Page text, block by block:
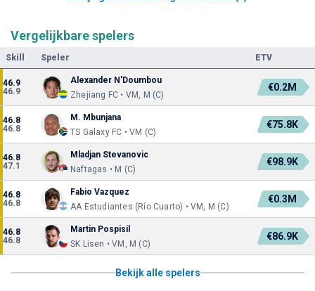
Vergelijkbare spelers
Skill Speler ETV
46.9
46.9
Alexander N'Doumbou
Zhejiang FC • VM, M (C)
€0.2M
46.8
46.8
M. Mbunjana
TS Galaxy FC • VM (C)
€75.8K
46.8
47.1
Mladjan Stevanovic
Naftagas • M (C)
€98.9K
46.8
46.8
Fabio Vazquez
AA Estudiantes (Río Cuarto) • VM, M (C)
€0.3M
46.8
46.8
Martin Pospisil
SK Lisen • VM, M (C)
€86.9K
Bekijk alle spelers